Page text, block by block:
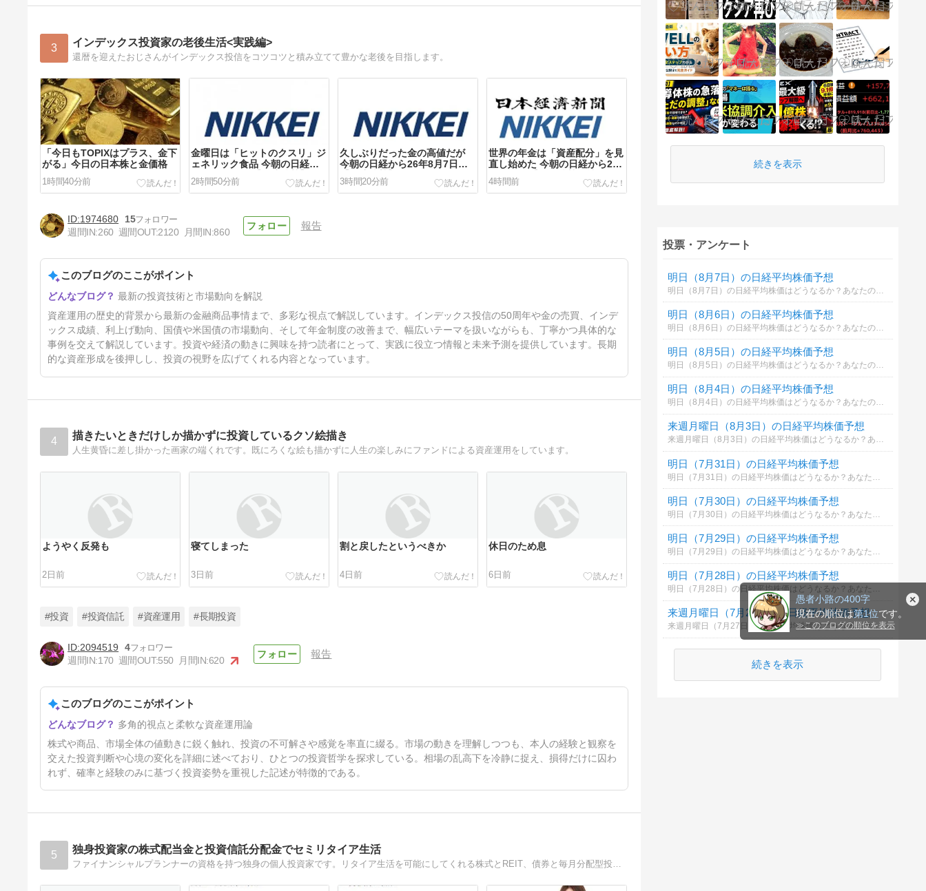
愚者小路の400字
現在の順位は第1位です。
≫このブログの順位を表示
3 インデックス投資家の老後生活<実践編>
還暦を迎えたおじさんがインデックス投信をコツコツと積み立てて豊かな老後を目指します。
「今日もTOPIXはプラス、金下
がる」今日の日本株と金価格
1時間40分前
金曜日は「ヒットのクスリ」ジ
ェネリック食品 今朝の日経か
ら26年8月7日【経済情勢】
2時間50分前
久しぶりだった金の高値だが
今朝の日経から26年8月7日
【経済情勢】
3時間20分前
世界の年金は「資産配分」を見
直し始めた 今朝の日経から26
年8月7日【国際情勢・社会
面】
4時間前
協調介入でFX投資家は萎縮し
た？ 今朝の日経から26年8月7
5時間前
1974680
15
週間IN:260 週間OUT:2120 月間IN:860
報告
このブログのここがポイント
最新の投資技術と市場動向を解説
資産運用の歴史的背景から最新の金融商品事情まで、多彩な視点で解説しています。インデックス投信の50周年や金の売買、インデ
ックス成績、利上げ動向、国債や米国債の市場動向、そして年金制度の改善まで、幅広いテーマを扱いながらも、丁寧かつ具体的な
事例を交えて解説しています。投資や経済の動きに興味を持つ読者にとって、実践に役立つ情報と未来予測を提供しています。長期
的な資産形成を後押しし、投資の視野を広げてくれる内容となっています。
4 描きたいときだけしか描かずに投資しているクソ絵描き
人生黄昏に差し掛かった画家の端くれです。既にろくな絵も描かずに人生の楽しみにファンドによる資産運用をしています。
ようやく反発も
2日前
寝てしまった
3日前
割と戻したというべきか
4日前
休日のため息
6日前
7日前
#投資 #投資信託 #資産運用 #長期投資
2094519
4
週間IN:170 週間OUT:550 月間IN:620
報告
このブログのここがポイント
多角的視点と柔軟な資産運用論
株式や商品、市場全体の値動きに鋭く触れ、投資の不可解さや感覚を率直に綴る。市場の動きを理解しつつも、本人の経験と観察を
交えた投資判断や心境の変化を詳細に述べており、ひとつの投資哲学を探求している。相場の乱高下を冷静に捉え、損得だけに囚わ
れず、確率と経験のみに基づく投資姿勢を重視した記述が特徴的である。
5 独身投資家の株式配当金と投資信託分配金でセミリタイア生活
続きを表示
投票・アンケート
明日（8月7日）の日経平均株価予想
明日（8月6日）の日経平均株価予想
明日（8月6日）の日経平均株価はどうなるか？あなたの御意見を聞かせて下さい。勿論希望や勘でもかまいません。見るだけもＯＫ！
明日（8月5日）の日経平均株価予想
明日（8月5日）の日経平均株価はどうなるか？あなたの御意見を聞かせて下さい。勿論希望や勘でもかまいません。見るだけもＯＫ！
明日（8月4日）の日経平均株価予想
明日（8月4日）の日経平均株価はどうなるか？あなたの御意見を聞かせて下さい。勿論希望や勘でもかまいません。見るだけもＯＫ！
来週月曜日（8月3日）の日経平均株価予想
来週月曜日（8月3日）の日経平均株価はどうなるか？あなたの御意見を聞かせて下さい。勿論希望や勘でもかまいません。見るだけもＯＫ！
明日（7月31日）の日経平均株価予想
明日（7月30日）の日経平均株価予想
明日（7月29日）の日経平均株価予想
明日（7月29日）の日経平均株価はどうなるか？あなたの御意見を聞かせて下さい。勿論希望や勘でもかまいません。見るだけもＯＫ！
明日（7月28日）の日経平均株価予想
明日（7月28日）の日経平均株価はどうなるか？あなたの御意見を聞かせて下さい。勿論希望や勘でもかまいません。見るだけもＯＫ！
来週月曜日（7月27日）の日経平均株価予想
来週月曜日（7月27日）の日経平均株価はどうなるか？あなたの御意見を聞かせて下さい。勿論希望や勘でもかまいません。見るだけもＯＫ！
続きを表示